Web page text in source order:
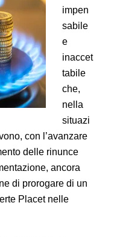
impen
sabile
e
inaccet
tabile
che,
nella
situazi
con l’avanzare
delle rinunce
ancora
di prorogare di un
Placet nelle